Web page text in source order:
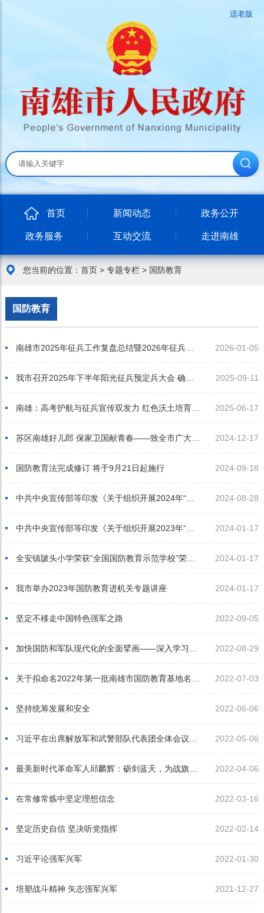
适老版
首页 新闻动态 政务公开
政务服务 互动交流 走进南雄
您当前的位置： 首页> 专题专栏> 国防教育
国防教育
南雄市2025年征兵工作复盘总结暨2026年征兵工作动员部署会议召开 2026-01-05
2025-09-11
南雄：高考护航与征兵宣传双发力 红色沃土培育强军新苗 2025-06-17
苏区南雄好儿郎 保家卫国献青春——致全市广大适龄青年和家长们的一封信 2024-12-17
国防教育法完成修订 将于9月21日起施行 2024-09-18
2024-08-28
2024-01-17
全安镇陂头小学荣获“全国国防教育示范学校”荣誉称号 2024-01-17
我市举办2023年国防教育进机关专题讲座 2024-01-17
坚定不移走中国特色强军之路 2022-09-05
2022-08-29
2022-07-03
坚持统筹发展和安全 2022-06-06
贯彻依法治
2022-05-06
最美新时代革命军人邱麟辉：砺剑蓝天，为战旗争光 2022-04-06
在常修常炼中坚定理想信念 2022-03-16
坚定历史自信 坚决听党指挥 2022-02-14
习近平论强军兴军 2022-01-30
培塑战斗精神 矢志强军兴军 2021-12-27